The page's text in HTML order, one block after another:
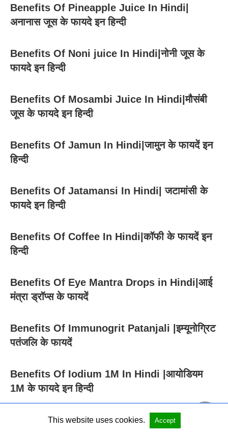
Benefits Of Pineapple Juice In Hindi|
अनानास जूस के फायदे इन हिन्दी
Benefits Of Noni juice In Hindi|नोनी जूस के
फायदे इन हिन्दी
Benefits Of Mosambi Juice In Hindi|मौसंबी
जूस के फायदे इन हिन्दी
Benefits Of Jamun In Hindi|जामुन के फायदें इन
हिन्दी
Benefits Of Jatamansi In Hindi| जटामांसी के
फायदे इन हिन्दी
Benefits Of Coffee In Hindi|कॉफी के फायदें इन
हिन्दी
Benefits Of Eye Mantra Drops in Hindi|आई
मंत्रा ड्रॉप्स के फायदें
Benefits Of Immunogrit Patanjali |इम्यूनोग्रिट
पतंजलि के फायदें
Benefits Of Iodium 1M In Hindi |आयोडियम
1M के फायदे इन हिन्दी
Benefits of I Pluse Juice In Hindi|आई प्लस
This website uses cookies. Accept